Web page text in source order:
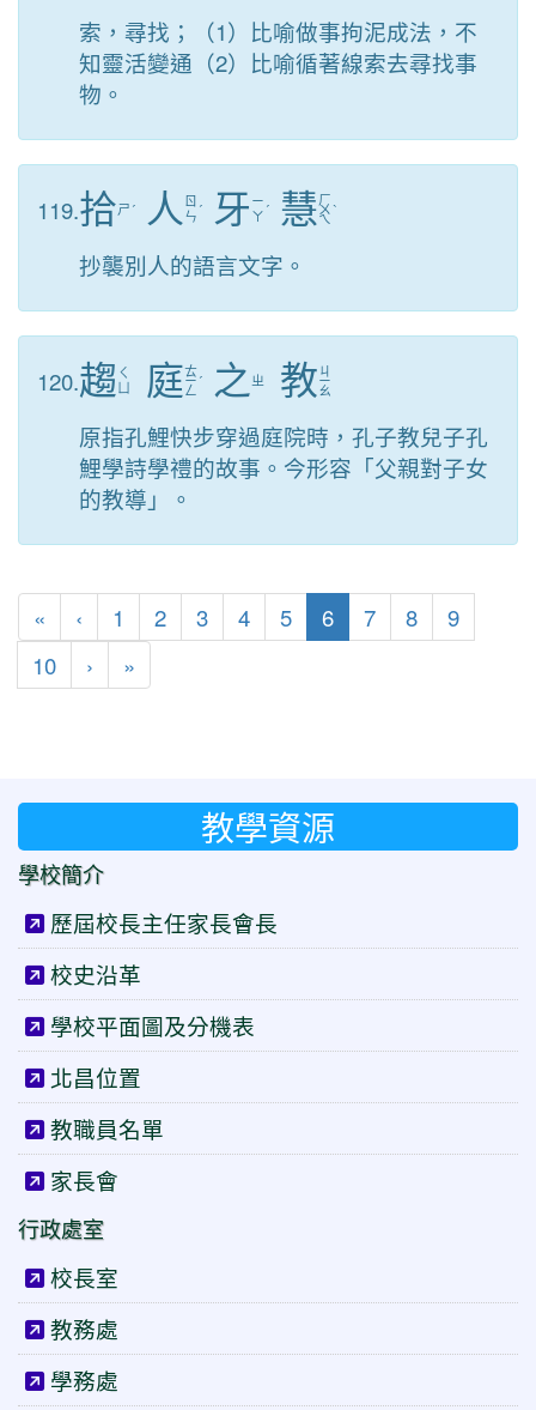
索，尋找；（1）比喻做事拘泥成法，不
知靈活變通（2）比喻循著線索去尋找事
物。
119.拾ㄕ ˊ 人 ㄖ
ㄣ ˊ 牙 ㄧ
ㄚ ˊ 慧ㄏ
ㄨ
ㄟ
ˋ
抄襲別人的語言文字。
120.趨 ㄑ
庭ㄊ
ㄧ
ㄥ
ˊ 之 ㄓ 教 ㄐ
ㄧ
ㄠ
原指孔鯉快步穿過庭院時，孔子教兒子孔
鯉學詩學禮的故事。今形容「父親對子女
的教導」。
« 第一頁
‹ 上一頁
1 2 3 4 5 6(目前頁次)
7 8
9
10
› 下一頁
»
教學資源
學校簡介
歷屆校長主任家長會長
校史沿革
學校平面圖及分機表
北昌位置
教職員名單
家長會
行政處室
校長室
教務處
學務處